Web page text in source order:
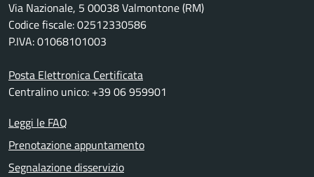
Via Nazionale, 5 00038 Valmontone (RM)
Codice fiscale: 02512330586
P.IVA: 01068101003
Posta Elettronica Certificata
Centralino unico: +39 06 959901
Leggi le FAQ
Prenotazione appuntamento
Segnalazione disservizio